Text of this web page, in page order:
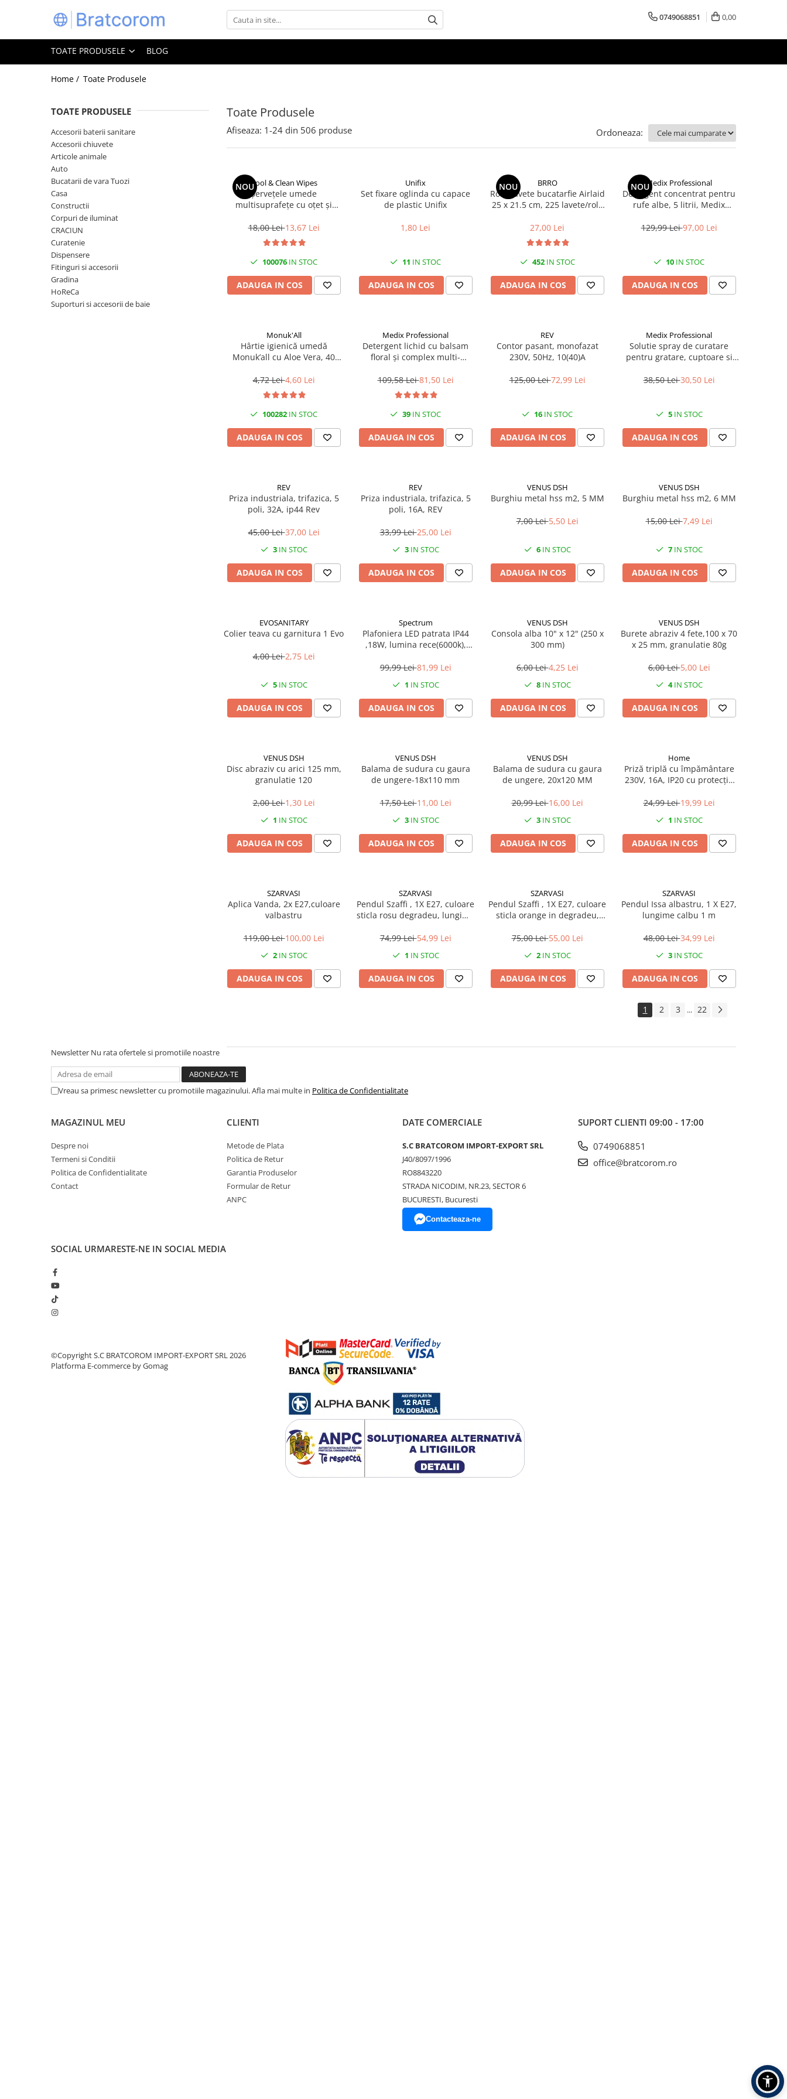
Toate Produsele
Articole animale
Adapatoare animale
Hrana pentru caini
Hrana pentru pisici
Produse igiena externa animale
Bucatarii de vara Tuozi
Articole ambalare
Articole bucatarie
Articole mobila
Articole organizare
Articole Sportive
Cutii postale
Solutii geamuri
Solutii universale
Aparate pentru stropit gradina
Aspersoare
Furtunuri gradinarit
Ghivece si suporturi
Lampi solare
Lopeti si unelte deszapezit
Mobilier gradina
Mufe si conectori irigare
Pavaje si borduri
0749068851 0,00
TOATE PRODUSELE BLOG
Home / Toate Produsele
Toate Produsele
TOATE PRODUSELE
Accesorii baterii sanitare
Accesorii chiuvete
Articole animale
Auto
Bucatarii de vara Tuozi
Casa
Constructii
Corpuri de iluminat
CRACIUN
Curatenie
Dispensere
Fitinguri si accesorii
Gradina
HoReCa
Suporturi si accesorii de baie
Afiseaza: 1-24 din 506 produse Ordoneaza:
NOUCool & Clean Wipes
Șervețele umede
multisuprafețe cu oțet și
Clean
18,00 Lei13,67 Lei
100076 IN STOC
ADAUGA IN COS
Unifix
Set fixare oglinda cu capace
de plastic Unifix
1,80 Lei
11 IN STOC
ADAUGA IN COS
NOU BRRO
Rola Lavete bucatarfie Airlaid
25 x 21.5 cm, 225 lavete/rola
27,00 Lei
452IN STOC
ADAUGA IN COS
NOUMedix Professional
Detergent concentrat pentru
rufe albe, 5 litrii, Medix
129,99 Lei97,00 Lei
10 IN STOC
ADAUGA IN COS
Monuk'All
Hârtie igienică umedă
Monuk’all cu Aloe Vera, 40
alcool
4,72 Lei4,60 Lei
100282 IN STOC
ADAUGA IN COS
Medix Professional
Detergent lichid cu balsam
floral și complex multi-
Professional
109,58 Lei81,50 Lei
39 IN STOC
ADAUGA IN COS
REV
Contor pasant, monofazat
230V, 50Hz, 10(40)A
125,00 Lei72,99 Lei
16 IN STOC
ADAUGA IN COS
Medix Professional
Solutie spray de curatare
pentru gratare, cuptoare si
Professional
38,50 Lei30,50 Lei
5IN STOC
ADAUGA IN COS
REV
Priza industriala, trifazica, 5
poli, 32A, ip44 Rev
45,00 Lei37,00 Lei
3IN STOC
ADAUGA IN COS
REV
Priza industriala, trifazica, 5
poli, 16A, REV
33,99 Lei25,00 Lei
3IN STOC
ADAUGA IN COS
VENUS DSH
Burghiu metal hss m2, 5 MM
7,00 Lei5,50 Lei
6IN STOC
ADAUGA IN COS
VENUS DSH
Burghiu metal hss m2, 6 MM
15,00 Lei7,49 Lei
7IN STOC
ADAUGA IN COS
EVOSANITARY
Colier teava cu garnitura 1 Evo
4,00 Lei2,75 Lei
5IN STOC
ADAUGA IN COS
Spectrum
Plafoniera LED patrata IP44
,18W, lumina rece(6000k),
99,99 Lei81,99 Lei
1 IN STOC
ADAUGA IN COS
VENUS DSH
Consola alba 10" x 12" (250 x
300 mm)
6,00 Lei4,25 Lei
8IN STOC
ADAUGA IN COS
VENUS DSH
Burete abraziv 4 fete,100 x 70
x 25 mm, granulatie 80g
6,00 Lei5,00 Lei
4IN STOC
ADAUGA IN COS
VENUS DSH
Disc abraziv cu arici 125 mm,
granulatie 120
2,00 Lei1,30 Lei
1 IN STOC
ADAUGA IN COS
VENUS DSH
Balama de sudura cu gaura
de ungere-18x110 mm
17,50 Lei11,00 Lei
3IN STOC
ADAUGA IN COS
VENUS DSH
Balama de sudura cu gaura
de ungere, 20x120 MM
20,99 Lei16,00 Lei
3IN STOC
ADAUGA IN COS
Home
Priză triplă cu împământare
230V, 16A, IP20 cu protecție
24,99 Lei19,99 Lei
1 IN STOC
ADAUGA IN COS
SZARVASI
Aplica Vanda, 2x E27,culoare
valbastru
119,00 Lei100,00 Lei
2IN STOC
ADAUGA IN COS
SZARVASI
Pendul Szaffi , 1X E27, culoare
sticla rosu degradeu, lungime
74,99 Lei54,99 Lei
1 IN STOC
ADAUGA IN COS
SZARVASI
Pendul Szaffi , 1X E27, culoare
sticla orange in degradeu,
75,00 Lei55,00 Lei
2IN STOC
ADAUGA IN COS
SZARVASI
Pendul Issa albastru, 1 X E27,
lungime calbu 1 m
48,00 Lei34,99 Lei
3IN STOC
ADAUGA IN COS
1 2 3 ... 22
Newsletter Nu rata ofertele si promotiile noastre
Vreau sa primesc newsletter cu promotiile magazinului. Afla mai multe in Politica de Confidentialitate
MAGAZINUL MEU
Despre noi
Termeni si Conditii
Politica de Confidentialitate
Contact
CLIENTI
Metode de Plata
Politica de Retur
Garantia Produselor
Formular de Retur
ANPC
DATE COMERCIALE
S.C BRATCOROM IMPORT-EXPORT SRL
J40/8097/1996
RO8843220
STRADA NICODIM, NR.23, SECTOR 6
BUCURESTI, Bucuresti
Contacteaza-ne
SUPORT CLIENTI 09:00 - 17:00
0749068851
office@bratcorom.ro
SOCIAL URMARESTE-NE IN SOCIAL MEDIA
©Copyright S.C BRATCOROM IMPORT-EXPORT SRL 2026
Platforma E-commerce by Gomag